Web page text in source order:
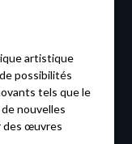
artistique
possibilités
tels que le
nouvelles
des œuvres